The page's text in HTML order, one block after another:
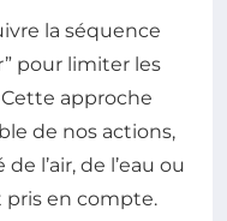
la séquence
pour limiter les
approche
de nos actions,
l’air, de l’eau ou
pris en compte.